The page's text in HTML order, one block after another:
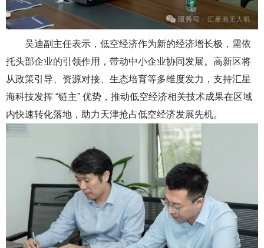
吴迪副 主任表示，低空经济作为新的经济增长极，需依
托头部企业的引领作用，带动中小企业协同发展。高新区将
从政策引导、资源对接、生态培育等多维度发力，支持汇星
海科技发挥 “链主” 优势，推动低空经济相关技术成果在区域
内快速转化落地，助力天津抢占低空经济发展先机。